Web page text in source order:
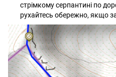
стрімкому серпантині по
рухайтесь обережно, якщо